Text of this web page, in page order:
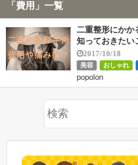
「費用」一覧
二重整形にかか
知っておきたい
2017/10/18
美容 おしゃれ
popolon